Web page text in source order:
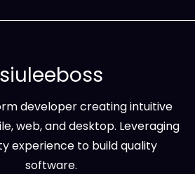
siuleeboss
developer creating intuitive
web, and desktop. Leveraging
experience to build quality
software.